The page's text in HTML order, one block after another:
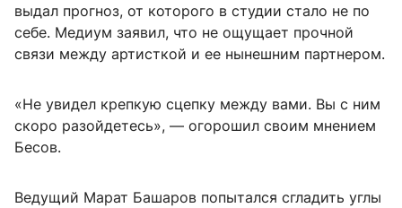
выдал прогноз, от которого в студии стало не по
себе. Медиум заявил, что не ощущает прочной
связи между артисткой и ее нынешним партнером.
«Не увидел крепкую сцепку между вами. Вы с ним
скоро разойдетесь», — огорошил своим мнением
Бесов.
Ведущий Марат Башаров попытался сгладить углы